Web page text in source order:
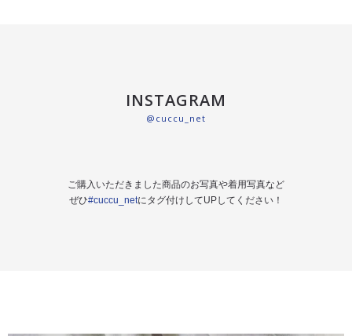
INSTAGRAM
@cuccu_net
ご購入いただきました商品のお写真や着用写真など
ぜひ#cuccu_netにタグ付けしてUPしてください！